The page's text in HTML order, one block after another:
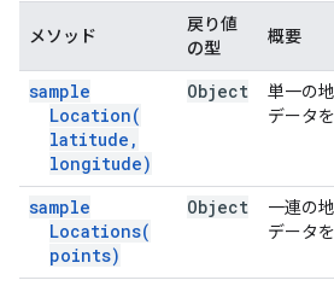
メソッド
戻り値
の型
概要
sample
Location(
latitude ,
longitude)
Object
単一の
データ
sample
Locations(
points)
Object
一連の
データ